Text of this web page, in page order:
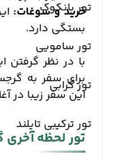
تور بانکوک
تور سامویی
تور کرابی
تور ترکیبی تایلند
خرید و سوغات:
بستگی دارد.
با در نظر گرفتن
برای سفر به
این سفر زیبا در
تور لحظه آخری